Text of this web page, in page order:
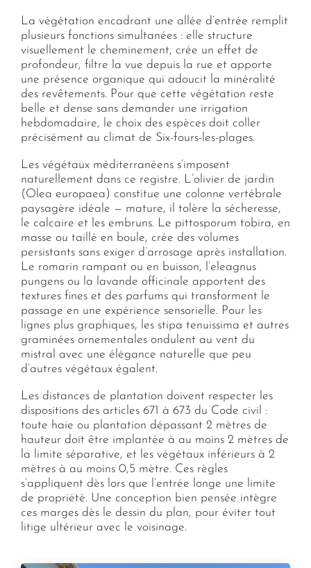
La végétation encadrant une allée d’entrée remplit
plusieurs fonctions simultanées : elle structure
visuellement le cheminement, crée un effet de
profondeur, filtre la vue depuis la rue et apporte
une présence organique qui adoucit la minéralité
des revêtements. Pour que cette végétation reste
belle et dense sans demander une irrigation
hebdomadaire, le choix des espèces doit coller
précisément au climat de Six-fours-les-plages.
Les végétaux méditerranéens s’imposent
naturellement dans ce registre. L’olivier de jardin
(Olea europaea) constitue une colonne vertébrale
paysagère idéale — mature, il tolère la sécheresse,
le calcaire et les embruns. Le pittosporum tobira, en
masse ou taillé en boule, crée des volumes
persistants sans exiger d’arrosage après installation.
Le romarin rampant ou en buisson, l’eleagnus
pungens ou la lavande officinale apportent des
textures fines et des parfums qui transforment le
passage en une expérience sensorielle. Pour les
lignes plus graphiques, les stipa tenuissima et autres
graminées ornementales ondulent au vent du
mistral avec une élégance naturelle que peu
d’autres végétaux égalent.
Les distances de plantation doivent respecter les
dispositions des articles 671 à 673 du Code civil :
toute haie ou plantation dépassant 2 mètres de
hauteur doit être implantée à au moins 2 mètres de
la limite séparative, et les végétaux inférieurs à 2
mètres à au moins 0,5 mètre. Ces règles
s’appliquent dès lors que l’entrée longe une limite
de propriété. Une conception bien pensée intègre
ces marges dès le dessin du plan, pour éviter tout
litige ultérieur avec le voisinage.